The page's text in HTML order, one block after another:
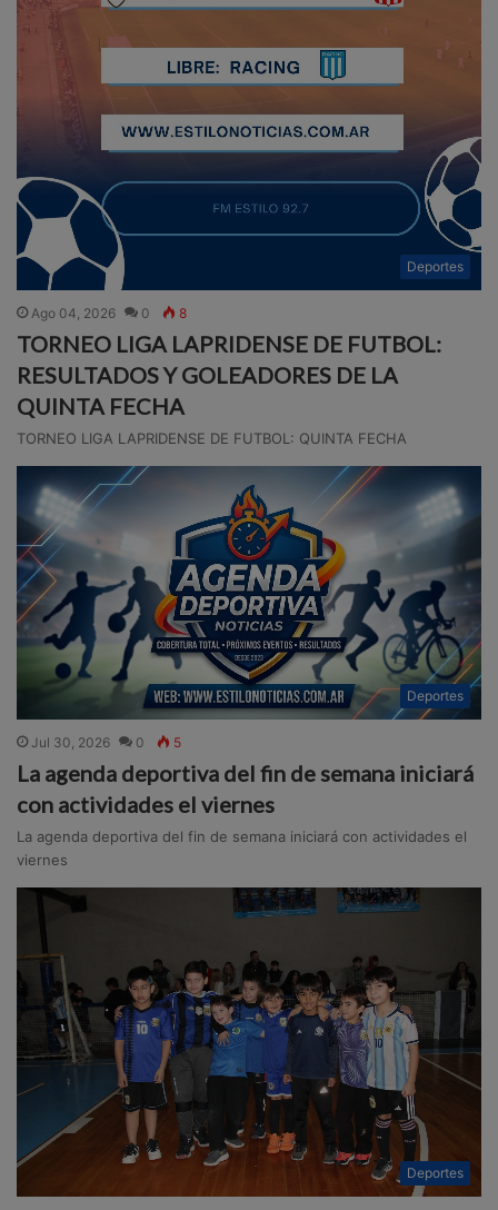
Deportes
Ago 04, 2026 0 8
TORNEO LIGA LAPRIDENSE DE FUTBOL:
RESULTADOS Y GOLEADORES DE LA
QUINTA FECHA
TORNEO LIGA LAPRIDENSE DE FUTBOL: QUINTA FECHA
Deportes
Jul 30, 2026 0 5
La agenda deportiva del fin de semana iniciará
con actividades el viernes
La agenda deportiva del fin de semana iniciará con actividades el
viernes
Deportes